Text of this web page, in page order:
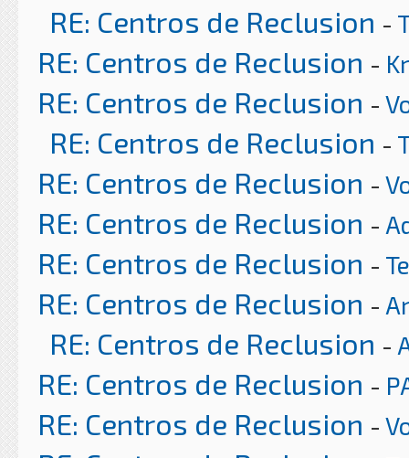
RE: Centros de Reclusion -
RE: Centros de Reclusion -
RE: Centros de Reclusion -
RE: Centros de Reclusion -
RE: Centros de Reclusion -
RE: Centros de Reclusion -
RE: Centros de Reclusion -
RE: Centros de Reclusion -
RE: Centros de Reclusion -
RE: Centros de Reclusion -
RE: Centros de Reclusion -